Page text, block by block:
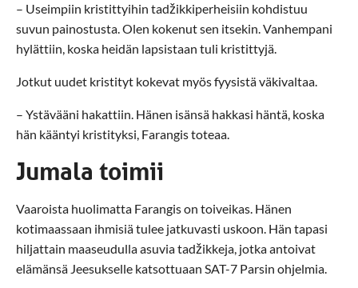
– Useimpiin kristittyihin tadžikkiperheisiin kohdistuu
suvun painostusta. Olen kokenut sen itsekin. Vanhempani
hylättiin, koska heidän lapsistaan tuli kristittyjä.
Jotkut uudet kristityt kokevat myös fyysistä väkivaltaa.
– Ystävääni hakattiin. Hänen isänsä hakkasi häntä, koska
hän kääntyi kristityksi, Farangis toteaa.
Jumala toimii
Vaaroista huolimatta Farangis on toiveikas. Hänen
kotimaassaan ihmisiä tulee jatkuvasti uskoon. Hän tapasi
hiljattain maaseudulla asuvia tadžikkeja, jotka antoivat
elämänsä Jeesukselle katsottuaan SAT-7 Parsin ohjelmia.